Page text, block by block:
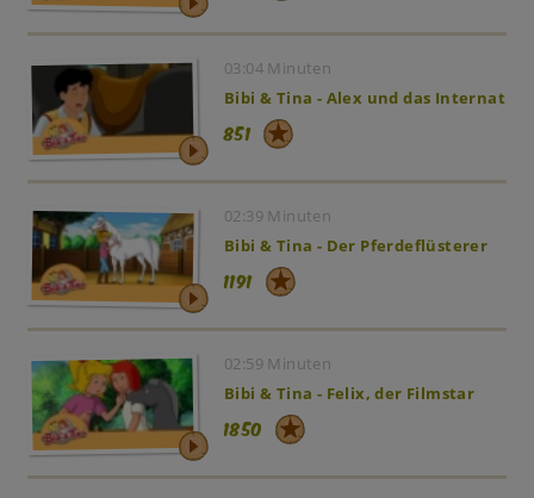
03:04 Minuten
Bibi & Tina - Alex und das Internat
851
02:39 Minuten
Bibi & Tina - Der Pferdeflüsterer
1191
02:59 Minuten
Bibi & Tina - Felix, der Filmstar
1850